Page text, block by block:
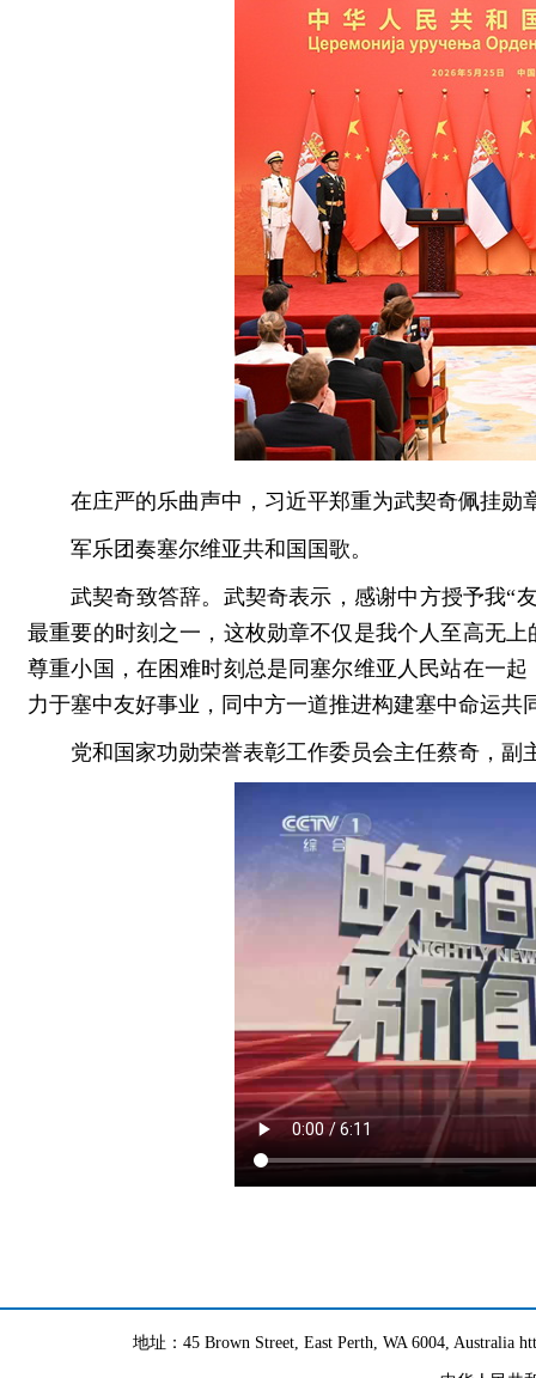
在庄严的乐曲声中，习近平郑重为武契奇佩挂
军乐团奏塞尔维亚共和国国歌。
武契奇致答辞。武契奇表示，感谢中方授予我“
最重要的时刻之一，这枚勋章不仅是我个人至高无
尊重小国，在困难时刻总是同塞尔维亚人民站在一
力于塞中友好事业，同中方一道推进构建塞中命运共
党和国家功勋荣誉表彰工作委员会主任蔡奇，
地址：45 Brown Street, East Perth, WA 6004, Australia